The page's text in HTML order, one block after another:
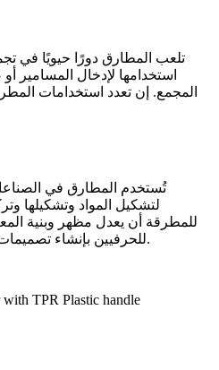
تلعب المطارق دورًا حيويًا في
استخدامها لإدخال المسامير
المجمع. إن تعدد استخدامات
تُستخدم المطارق في
لتشكيل المواد وتشكيلها
للمطرقة أن يعدل مظهر وبنية
للحرفيين بإنشاء تصميمات معقدة وقطع فريدة من نوعها.